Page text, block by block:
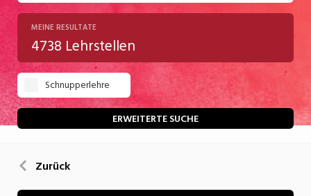
2028
Chemie/Pharma
Gastgewerbe
Gesundheit/Pflege/Soziales
Handwerk/Technik
Kultur
MEINE RESULTATE
4738 Lehrstellen
Schnupperlehre
ERWEITERTE SUCHE
Zurück